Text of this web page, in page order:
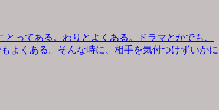
ってある。わりとよくある。ドラマとかでも、
よくある。そんな時に、相手を気付つけずいかに